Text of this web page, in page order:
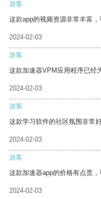
游客
这款app的视频资源非常丰富，
2024-02-03
游客
这款加速器VPM应用程序已经
2024-02-03
游客
这款学习软件的社区氛围非常
2024-02-03
游客
这款加速器app的价格有点贵
2024-02-03